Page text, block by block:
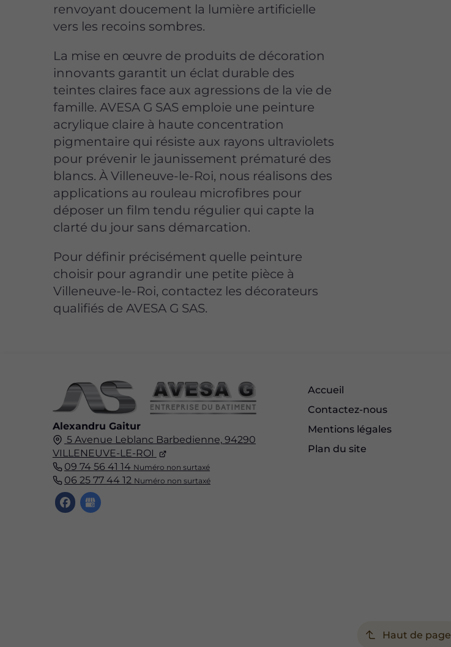
renvoyant doucement la lumière artificielle
vers les recoins sombres.
La mise en œuvre de produits de décoration
innovants garantit un éclat durable des
teintes claires face aux agressions de la vie de
famille. AVESA G SAS emploie une peinture
acrylique claire à haute concentration
pigmentaire qui résiste aux rayons ultraviolets
pour prévenir le jaunissement prématuré des
blancs. À Villeneuve-le-Roi, nous réalisons des
applications au rouleau microfibres pour
déposer un film tendu régulier qui capte la
clarté du jour sans démarcation.
Pour définir précisément quelle peinture
choisir pour agrandir une petite pièce à
Villeneuve-le-Roi, contactez les décorateurs
qualifiés de AVESA G SAS.
Alexandru Gaitur
5 Avenue Leblanc Barbedienne, 94290
VILLENEUVE-LE-ROI
09 74 56 41 14 Numéro non surtaxé
06 25 77 44 12 Numéro non surtaxé
Accueil
Contactez-nous
Mentions légales
Plan du site
Haut de page